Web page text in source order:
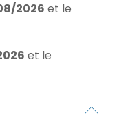
2026 et le
et le